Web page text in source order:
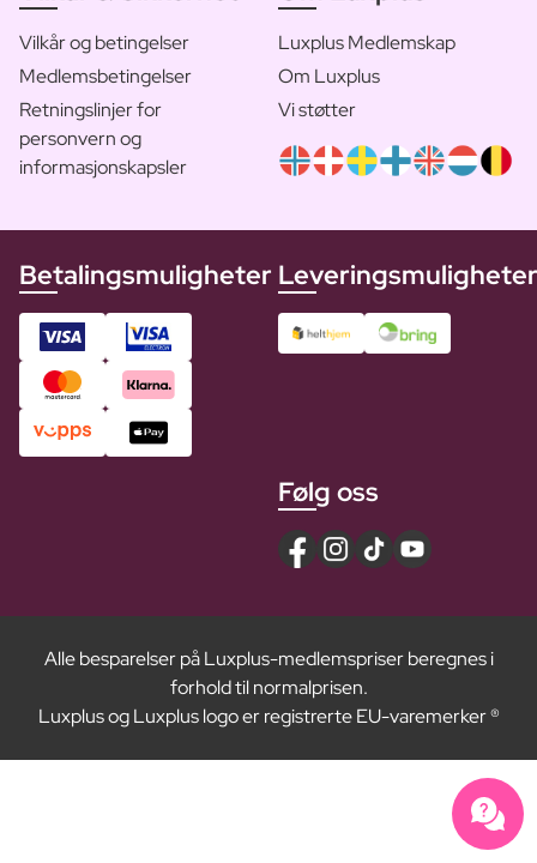
Vilkår og betingelser
Medlemsbetingelser
Retningslinjer for
personvern og
informasjonskapsler
Luxplus Medlemskap
Om Luxplus
Vi støtter
Betalingsmuligheter Leveringsmuligheter
Følg oss
Alle besparelser på Luxplus-medlemspriser beregnes i
forhold til normalprisen.
Luxplus og Luxplus logo er registrerte EU-varemerker ®